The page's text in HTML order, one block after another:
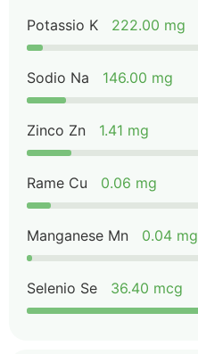
Potassio K 222.00 mg
Sodio Na 146.00 mg
Zinco Zn 1.41 mg
Rame Cu 0.06 mg
Manganese Mn 0.04 mg
Selenio Se 36.40 mcg